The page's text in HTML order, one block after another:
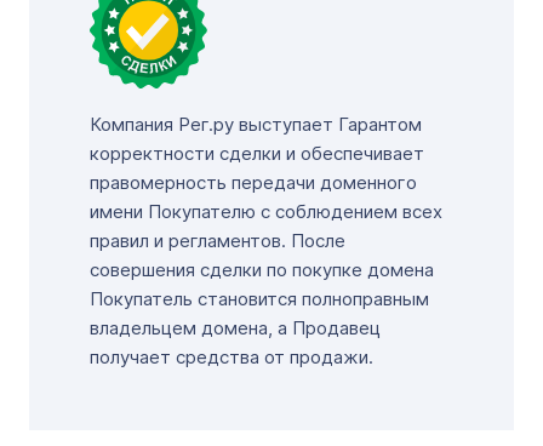
Компания Рег.ру выступает Гарантом
корректности сделки и обеспечивает
правомерность передачи доменного
имени Покупателю с соблюдением всех
правил и регламентов. После
совершения сделки по покупке домена
Покупатель становится полноправным
владельцем домена, а Продавец
получает средства от продажи.